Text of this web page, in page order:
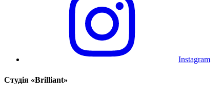
Instagram
Cтудія «Brilliant»